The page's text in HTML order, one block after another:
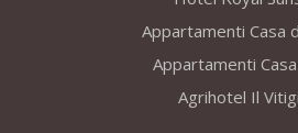
Appartamenti Casa
Appartamenti Casa
Agrihotel Il